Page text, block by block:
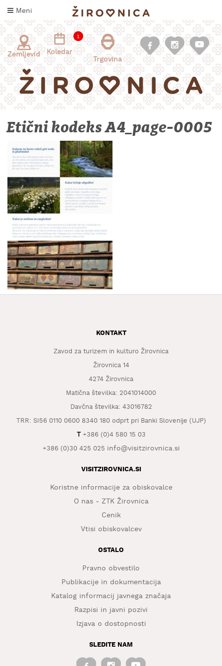
na
Meni
INFORMACIJE
ZA
OBISKOVALCE
KAJ
DOŽIVETI
KAJ
OKUSITI
KJE
SPATI
ZA
Zemljevid
1
Koledar
Trgovina
Etični kodeks A4_page-0005
KONTAKT
Zavod za turizem in kulturo Žirovnica
Žirovnica 14
4274 Žirovnica
Matična številka: 2041014000
Davčna številka: 43016782
TRR: SI56 0110 0600 8340 180 odprt pri Banki Slovenije (UJP)
T+386 (0)4 580 15 03
+386 (0)30 425 025 info@visitzirovnica.si
VISITZIROVNICA.SI
Koristne informacije za obiskovalce
O nas - ZTK Žirovnica
Cenik
Vtisi obiskovalcev
OSTALO
Pravno obvestilo
Publikacije in dokumentacija
Katalog informacij javnega značaja
Razpisi in javni pozivi
Izjava o dostopnosti
SLEDITE NAM